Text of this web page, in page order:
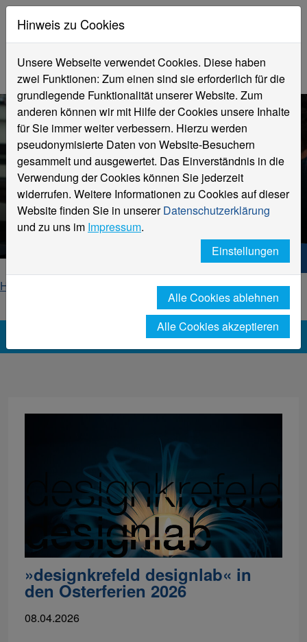
Fachbereich
Design
Hochschule Niederrhein. Dein Weg.
Home
Fachbereich Design
News
»designkrefeld designlab« in
den Osterferien 2026
08.04.2026
Hinweis zu Cookies
Unsere Webseite verwendet Cookies. Diese haben
zwei Funktionen: Zum einen sind sie erforderlich für die
grundlegende Funktionalität unserer Website. Zum
anderen können wir mit Hilfe der Cookies unsere Inhalte
für Sie immer weiter verbessern. Hierzu werden
pseudonymisierte Daten von Website-Besuchern
gesammelt und ausgewertet. Das Einverständnis in die
Verwendung der Cookies können Sie jederzeit
widerrufen. Weitere Informationen zu Cookies auf dieser
Website finden Sie in unsererDatenschutzerklärung
und zu uns im Impressum.
Einstellungen
Alle Cookies ablehnen
Alle Cookies akzeptieren